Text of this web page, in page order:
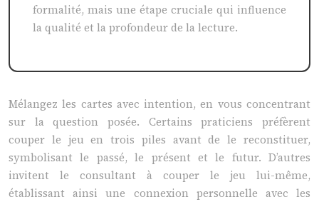
formalité, mais une étape cruciale qui influence
la qualité et la profondeur de la lecture.
Mélangez les cartes avec intention, en vous concentrant
sur la question posée. Certains praticiens préfèrent
couper le jeu en trois piles avant de le reconstituer,
symbolisant le passé, le présent et le futur. D’autres
invitent le consultant à couper le jeu lui-même,
établissant ainsi une connexion personnelle avec les